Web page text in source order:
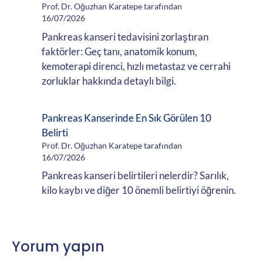
Prof. Dr. Oğuzhan Karatepe tarafından
16/07/2026
Pankreas kanseri tedavisini zorlaştıran
faktörler: Geç tanı, anatomik konum,
kemoterapi direnci, hızlı metastaz ve cerrahi
zorluklar hakkında detaylı bilgi.
Pankreas Kanserinde En Sık Görülen 10
Belirti
Prof. Dr. Oğuzhan Karatepe tarafından
16/07/2026
Pankreas kanseri belirtileri nelerdir? Sarılık,
kilo kaybı ve diğer 10 önemli belirtiyi öğrenin.
Yorum yapın